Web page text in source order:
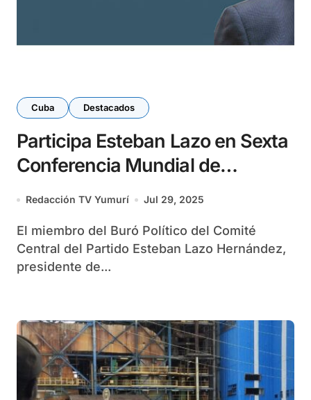
Cuba Destacados
Participa Esteban Lazo en Sexta
Conferencia Mundial de
Presidentes de Parlamentos
Redacción TV Yumurí Jul 29, 2025
El miembro del Buró Político del Comité
Central del Partido Esteban Lazo Hernández,
presidente de...